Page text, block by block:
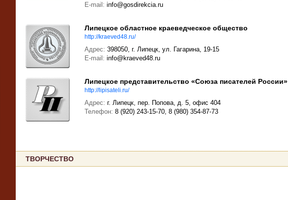
E-mail: info@gosdirekcia.ru
Липецкое областное краеведческое общество
http://kraeved48.ru/
Адрес: 398050, г. Липецк, ул. Гагарина, 19-15
E-mail: info@kraeved48.ru
Липецкое представительство «Союза писателей России»
http://lipisateli.ru/
Адрес: г. Липецк, пер. Попова, д. 5, офис 404
Телефон: 8 (920) 243-15-70, 8 (980) 354-87-73
ТВОРЧЕСТВО